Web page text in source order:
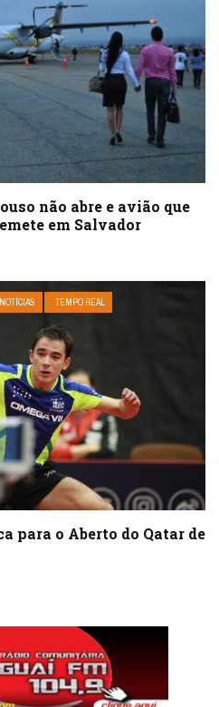
não abre e avião que
em Salvador
NOTÍCIAS TEMPO REAL
para o Aberto do Qatar de